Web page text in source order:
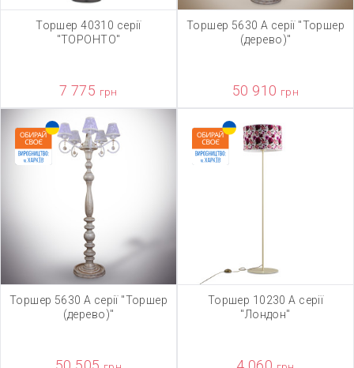
Торшер 40310 серії
"ТОРОНТО"
7 775 грн
Торшер 5630 А серії "Торшер
(дерево)"
50 910 грн
Торшер 5630 А серії "Торшер
(дерево)"
Торшер 10230 А серії
"Лондон"